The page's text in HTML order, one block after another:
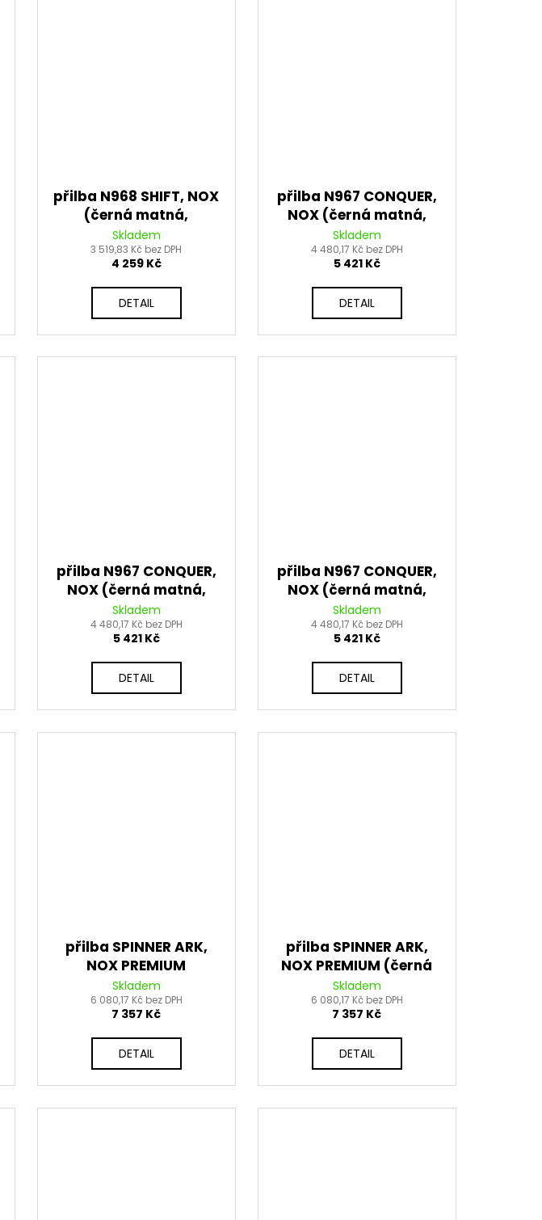
přilba N968 SHIFT, NOX
(černá matná,
stříbrná) 2026
Skladem
3 519,83 Kč bez DPH
4 259 Kč
DETAIL
přilba N967 CONQUER,
NOX (černá matná,
bílá, červená) 2026
Skladem
4 480,17 Kč bez DPH
5 421 Kč
DETAIL
přilba N967 CONQUER,
NOX (černá matná,
stříbrná) 2026
Skladem
4 480,17 Kč bez DPH
5 421 Kč
DETAIL
přilba N967 CONQUER,
NOX (černá matná,
červená) 2026
Skladem
4 480,17 Kč bez DPH
5 421 Kč
DETAIL
přilba SPINNER ARK,
NOX PREMIUM
(černá,bílá,červená)
2026
Skladem
6 080,17 Kč bez DPH
7 357 Kč
DETAIL
přilba SPINNER ARK,
NOX PREMIUM (černá
matná, žlutá fluo) 2026
Skladem
6 080,17 Kč bez DPH
7 357 Kč
DETAIL